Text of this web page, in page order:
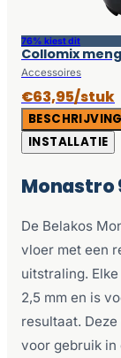
76% kiest dit
Collomix
Accessoires
€63,95/stuk
BESCHRIJVING
INSTALLATIE
Monastro
De Belakos
vloer met een
uitstraling.
2,5 mm en is
resultaat.
voor gebruik in